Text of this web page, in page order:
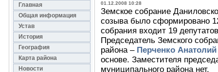
Главная
Общая информация
Устав
История
География
Карта района
Новости
01.12.2008 10:28
Земское собрание
созыва было сформировано
собрания входит 19
Председатель Земского
района – Перченко
основе. Заместителя
муниципального района нет.